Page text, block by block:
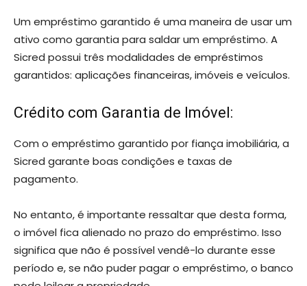
Um empréstimo garantido é uma maneira de usar um
ativo como garantia para saldar um empréstimo. A
Sicred possui três modalidades de empréstimos
garantidos: aplicações financeiras, imóveis e veículos.
Crédito com Garantia de Imóvel:
Com o empréstimo garantido por fiança imobiliária, a
Sicred garante boas condições e taxas de
pagamento.
No entanto, é importante ressaltar que desta forma,
o imóvel fica alienado no prazo do empréstimo. Isso
significa que não é possível vendê-lo durante esse
período e, se não puder pagar o empréstimo, o banco